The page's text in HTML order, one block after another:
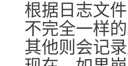
根据日志文
不完全一样
其他则会记